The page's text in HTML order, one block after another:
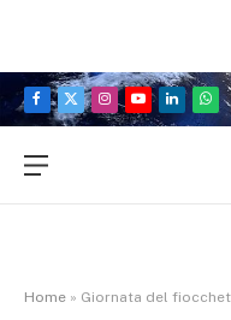
Facebook
X
Instagram
YouTube
Home » Giornata del